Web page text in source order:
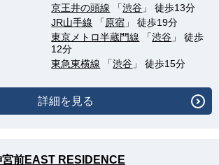
京王井の頭線 「渋谷 」 徒歩13分
JR山手線 「 原宿 」 徒歩19分
東京メトロ半蔵門線 「渋谷 」 徒歩
12分
東急東横線 「渋谷 」 徒歩15分
詳細を見る
前EAST RESIDENCE